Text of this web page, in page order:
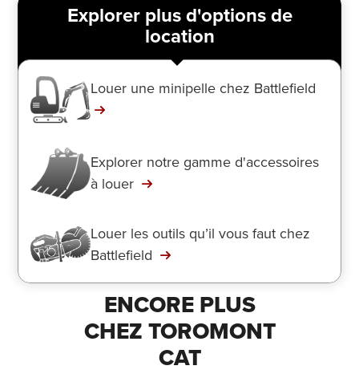
Explorer plus d'options de
location
Louer une minipelle chez Battlefield
Explorer notre gamme d'accessoires
à louer
Louer les outils qu’il vous faut chez
Battlefield
ENCORE PLUS
CHEZ TOROMONT
CAT